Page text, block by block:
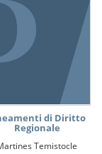
di Diritto
Regionale
Temistocle